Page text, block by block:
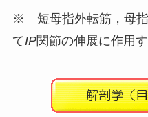
※ 短母指外転筋，母指
てIP関節の伸展に作用す